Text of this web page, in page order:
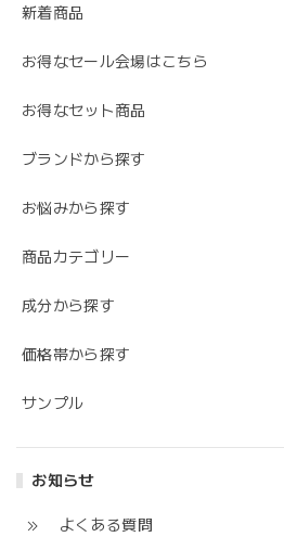
新着商品
お得なセール会場はこちら
お得なセット商品
ブランドから探す
お悩みから探す
商品カテゴリー
成分から探す
価格帯から探す
サンプル
お知らせ
よくある質問